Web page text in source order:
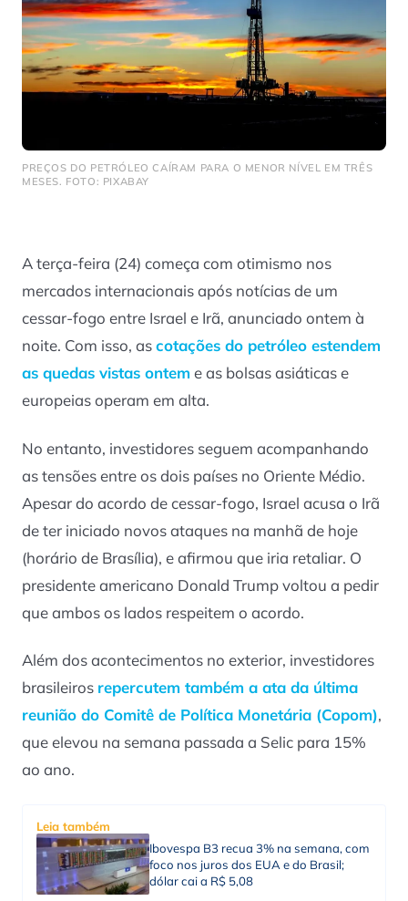
PREÇOS DO PETRÓLEO CAÍRAM PARA O MENOR NÍVEL EM TRÊS
MESES. FOTO: PIXABAY
A terça-feira (24) começa com otimismo nos
mercados internacionais após notícias de um
cessar-fogo entre Israel e Irã, anunciado ontem à
noite. Com isso, ascotações do petróleo estendem
as quedas vistas ontem e as bolsas asiáticas e
europeias operam em alta.
No entanto, investidores seguem acompanhando
as tensões entre os dois países no Oriente Médio.
Apesar do acordo de cessar-fogo, Israel acusa o Irã
de ter iniciado novos ataques na manhã de hoje
(horário de Brasília), e afirmou que iria retaliar. O
presidente americano Donald Trump voltou a pedir
que ambos os lados respeitem o acordo.
Além dos acontecimentos no exterior, investidores
brasileiros repercutem também a ata da última
reunião do Comitê de Política Monetária (Copom),
que elevou na semana passada a Selic para 15%
ao ano.
Leia também
Ibovespa B3 recua 3% na semana, com
foco nos juros dos EUA e do Brasil;
dólar cai a R$ 5,08